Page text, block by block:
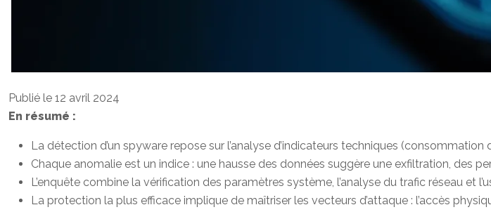
Publié le 12 avril 2024
En résumé :
La détection d’un spyware repose sur l’analyse d’indicateurs techniques
Chaque anomalie est un indice : une hausse des données suggère une exfiltration, des
L’enquête combine la vérification des paramètres système, l’analyse du trafic réseau et
La protection la plus efficace implique de maîtriser les vecteurs d’attaque : l’accès